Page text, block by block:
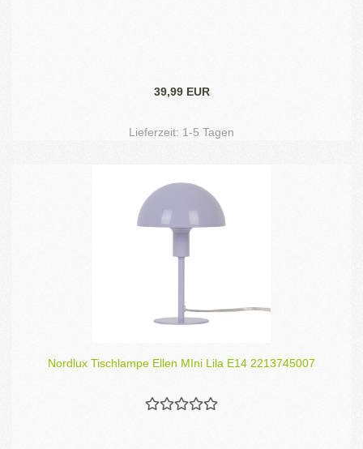
39,99 EUR
Lieferzeit: 1-5 Tagen
Nordlux Tischlampe Ellen MIni Lila E14 2213745007